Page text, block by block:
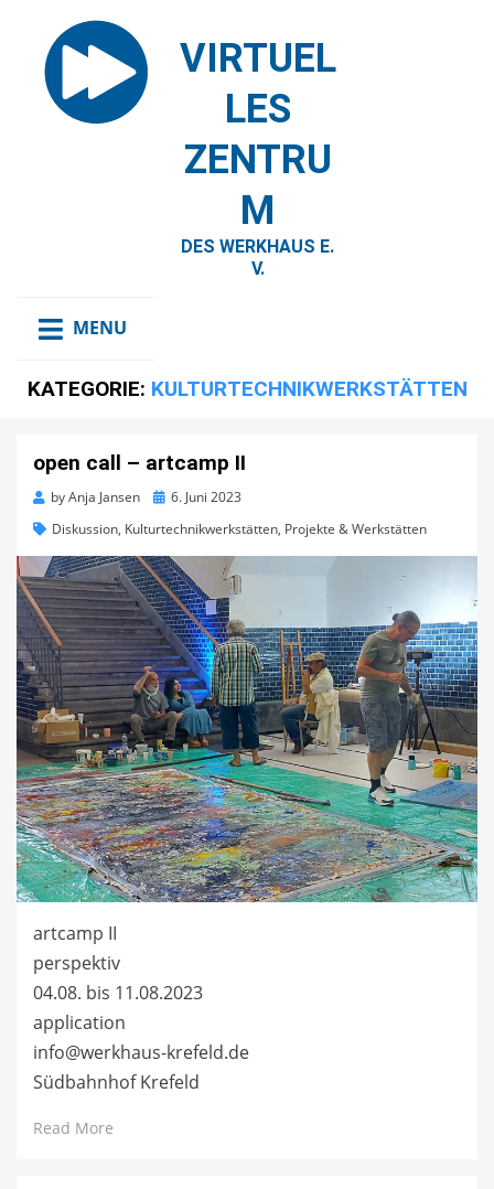
VIRTUEL
LES
ZENTRU
M
DES WERKHAUS E.
V.
MENU
KATEGORIE: KULTURTECHNIKWERKSTÄTTEN
open call – artcamp II
byAnja Jansen
Posted
6. Juni 2023
Diskussion, Kulturtechnikwerkstätten, Projekte & Werkstätten
artcamp II
perspektiv
04.08. bis 11.08.2023
application
info@werkhaus-krefeld.de
Südbahnhof Krefeld
Read More